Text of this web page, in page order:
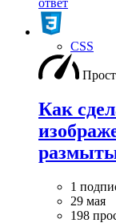
CSS
Как
1
29 мая
198